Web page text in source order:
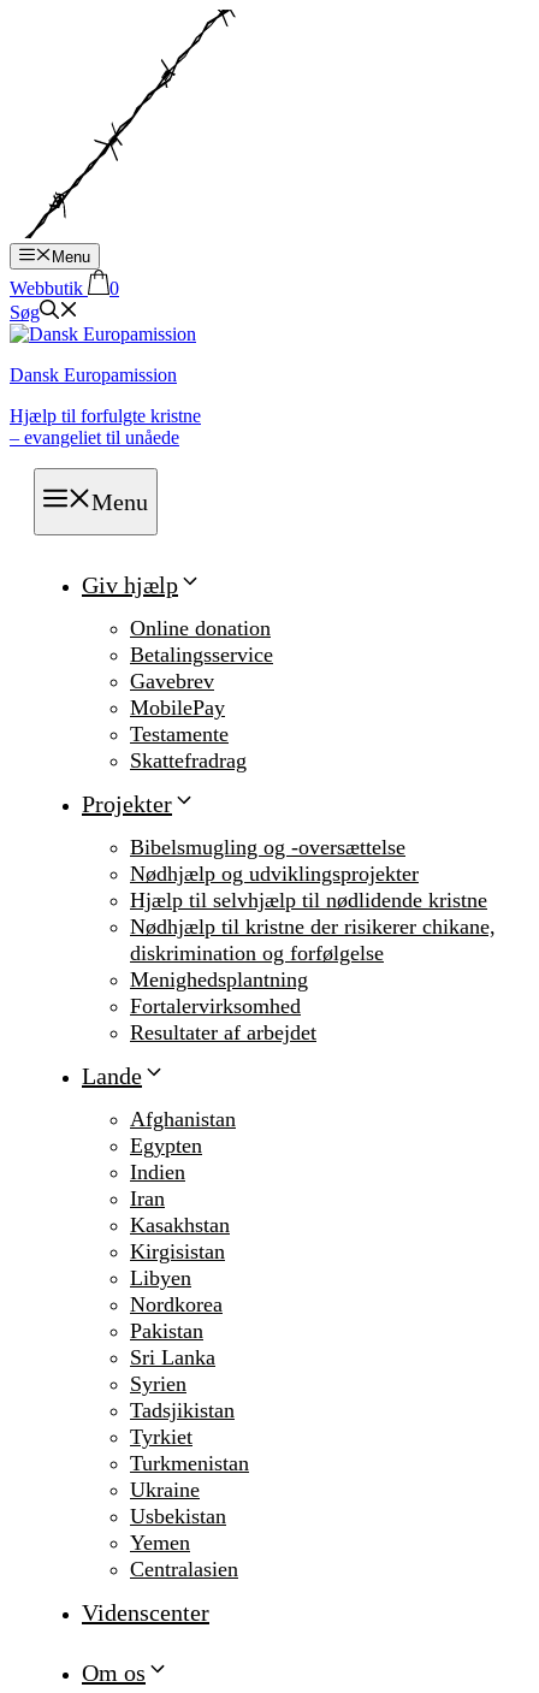
Menu
Webbutik
0
Søg
Dansk Europamission
Hjælp til forfulgte kristne
– evangeliet til unåede
Menu
Giv hjælp
Online donation
Betalingsservice
Gavebrev
MobilePay
Testamente
Skattefradrag
Projekter
Bibelsmugling og -oversættelse
Nødhjælp og udviklingsprojekter
Hjælp til selvhjælp til nødlidende kristne
Nødhjælp til kristne der risikerer chikane,
diskrimination og forfølgelse
Menighedsplantning
Fortalervirksomhed
Resultater af arbejdet
Lande
Afghanistan
Egypten
Indien
Iran
Kasakhstan
Kirgisistan
Libyen
Nordkorea
Pakistan
Sri Lanka
Syrien
Tadsjikistan
Tyrkiet
Turkmenistan
Ukraine
Usbekistan
Yemen
Centralasien
Videnscenter
Om os